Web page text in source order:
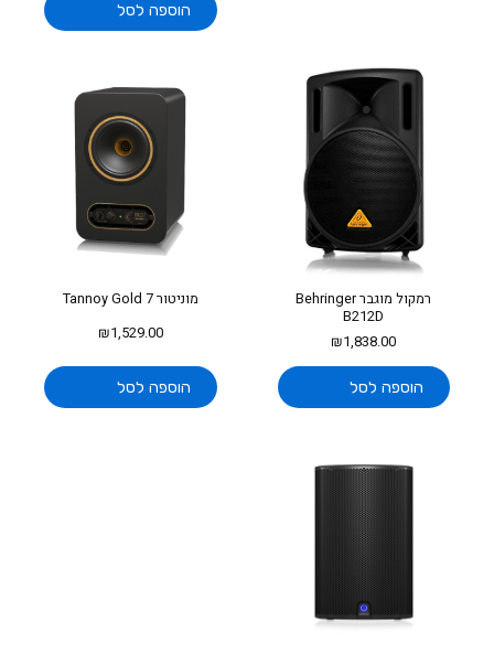
הוספה לסל
רמקול מוגבר Behringer
B212D
₪1,838.00
הוספה לסל
מוניטור Tannoy Gold 7
₪1,529.00
הוספה לסל